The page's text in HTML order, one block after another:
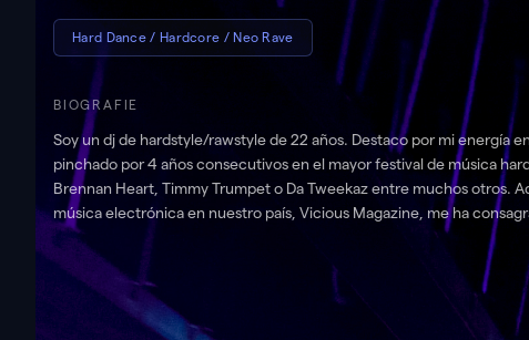
Hard Dance / Hardcore / Neo Rave
BIOGRAFIE
Soy un dj de hardstyle/rawstyle de 22 años. Destaco por mi energía en cabina, conexión con el público, técnica a los platos,
pinchado por 4 años consecutivos en el mayor festival de música
Brennan Heart, Timmy Trumpet o Da Tweekaz entre muchos otros.
música electrónica en nuestro país, Vicious Magazine, me ha
promotor de Brujería Fest, festival que se celebra en León y cuanta
More Time han pasado por él.
Tracks & Live-Sets